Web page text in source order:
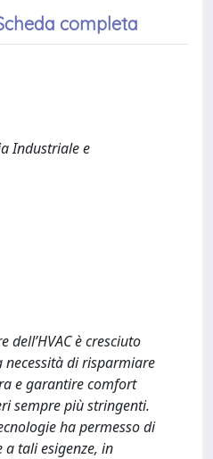
completa
Industriale e
è cresciuto
di risparmiare
e garantire comfort
sempre più stringenti.
ha permesso di
a tali esigenze, in